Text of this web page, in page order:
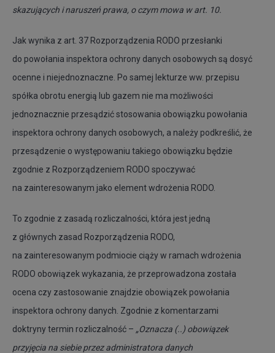
skazujących i naruszeń prawa, o czym mowa w art. 10.
Jak wynika z art. 37 Rozporządzenia RODO przesłanki
do powołania inspektora ochrony danych osobowych są dosyć
ocenne i niejednoznaczne. Po samej lekturze ww. przepisu
spółka obrotu energią lub gazem nie ma możliwości
jednoznacznie przesądzić stosowania obowiązku powołania
inspektora ochrony danych osobowych, a należy podkreślić, że
przesądzenie o występowaniu takiego obowiązku będzie
zgodnie z Rozporządzeniem RODO spoczywać
na zainteresowanym jako element wdrożenia RODO.
To zgodnie z zasadą rozliczalności, która jest jedną
z głównych zasad Rozporządzenia RODO,
na zainteresowanym podmiocie ciąży w ramach wdrożenia
RODO obowiązek wykazania, że przeprowadzona została
ocena czy zastosowanie znajdzie obowiązek powołania
inspektora ochrony danych. Zgodnie z komentarzami
doktryny termin rozliczalność – „Oznacza (..) obowiązek
przyjęcia na siebie przez administratora danych